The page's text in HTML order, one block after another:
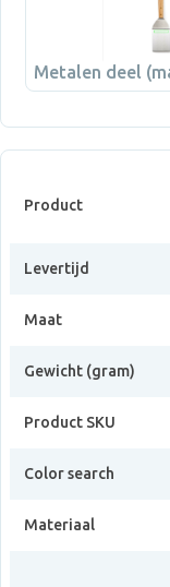
Metalen deel
Product
Levertijd
Maat
Gewicht (gram)
Product SKU
Color search
Materiaal